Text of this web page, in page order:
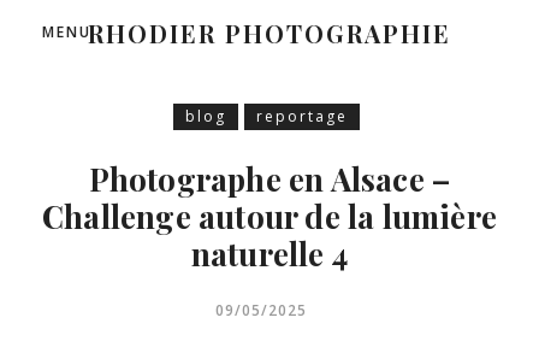
RHODIER PHOTOGRAPHIE
MENU
blog reportage
Photographe en Alsace –
Challenge autour de la lumière
naturelle 4
09/05/2025